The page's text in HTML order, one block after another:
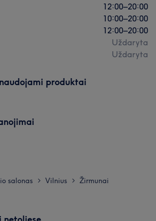
12:00–20:00
10:00–20:00
12:00–20:00
Uždaryta
Uždaryta
produktai
salonas > Vilnius > Žirmunai